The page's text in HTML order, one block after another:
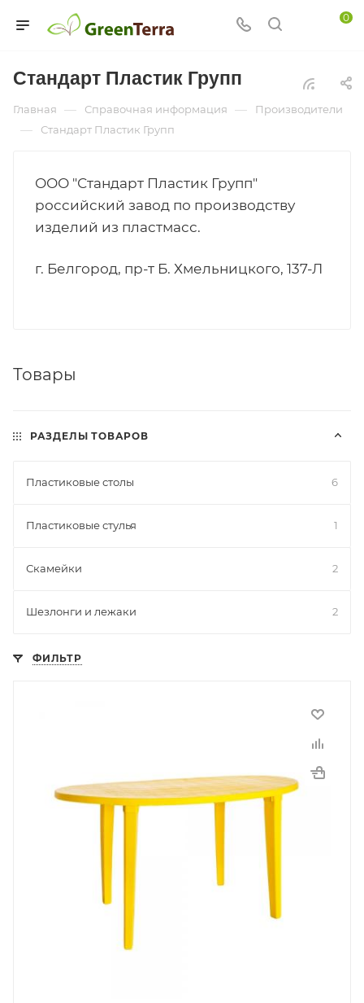
0
Стандарт Пластик Групп
Главная — Справочная информация — Производители
— Стандарт Пластик Групп
ООО "Стандарт Пластик Групп"
российский завод по производству
изделий из пластмасс.
г. Белгород, пр-т Б. Хмельницкого, 137-Л
Товары
РАЗДЕЛЫ ТОВАРОВ
Пластиковые столы 6
Пластиковые стулья 1
Скамейки 2
Шезлонги и лежаки 2
ФИЛЬТР